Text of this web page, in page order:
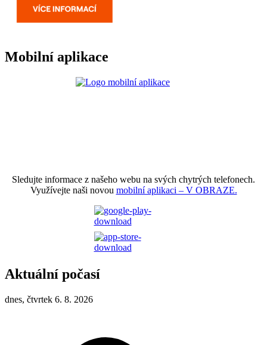
Mobilní aplikace
Sledujte informace z našeho webu na svých chytrých telefonech.
Využívejte naši novou mobilní aplikaci – V OBRAZE.
Aktuální počasí
dnes, čtvrtek 6. 8. 2026